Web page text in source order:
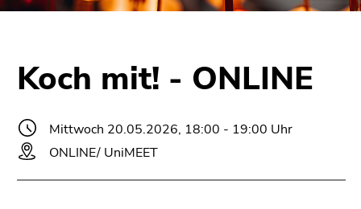
Zum
(Zugriffstaste
1)
Zur
Koch mit! - ONLINE
Mittwoch 20.05.2026, 18:00 - 19:00 Uhr
ONLINE/ UniMEET